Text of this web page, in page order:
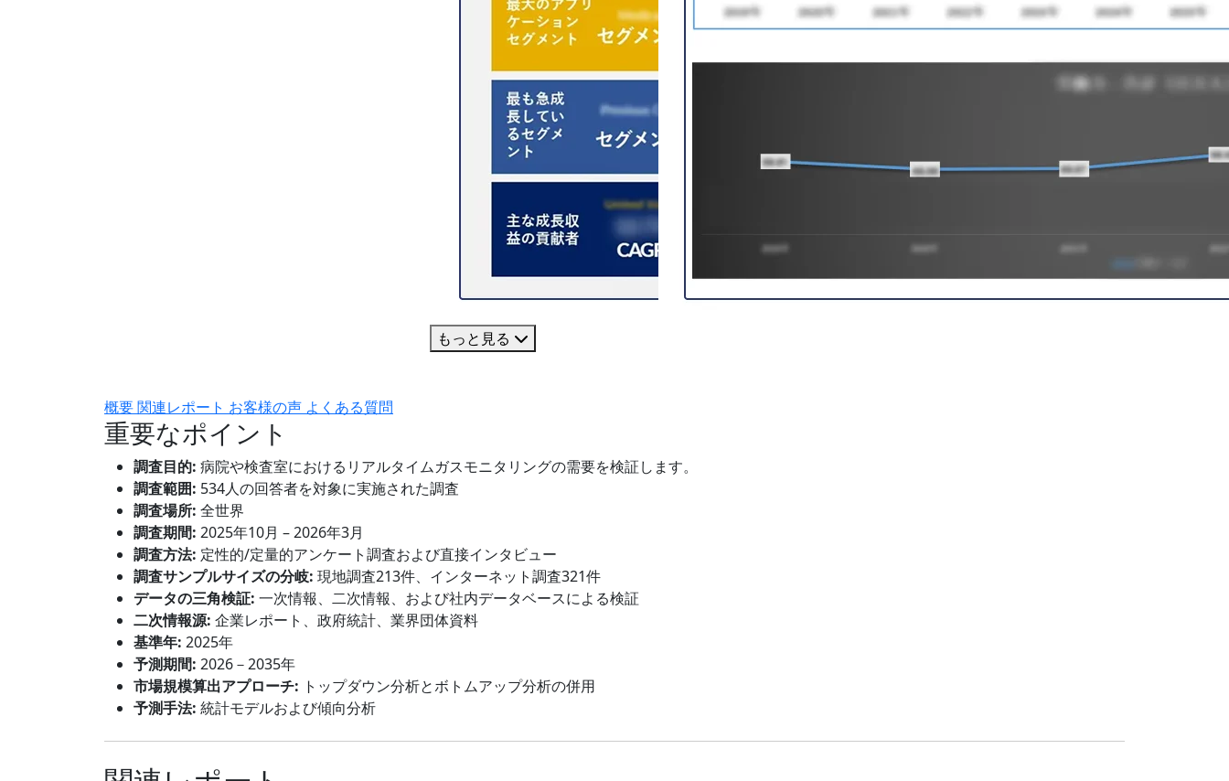
もっと見る
概要関連レポート お客様の声 よくある質問
重要なポイント
調査目的: 病院や検査室におけるリアルタイムガスモニタリングの需要を検証します。
調査範囲: 534人の回答者を対象に実施された調査
調査場所: 全世界
調査期間: 2025年10月 – 2026年3月
調査方法: 定性的/定量的アンケート調査および直接インタビュー
調査サンプルサイズの分岐: 現地調査213件、インターネット調査321件
データの三角検証: 一次情報、二次情報、および社内データベースによる検証
二次情報源: 企業レポート、政府統計、業界団体資料
基準年: 2025年
予測期間: 2026－2035年
市場規模算出アプローチ: トップダウン分析とボトムアップ分析の併用
予測手法: 統計モデルおよび傾向分析